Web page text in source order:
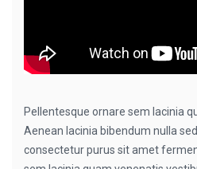
Pellentesque ornare sem lacinia
Aenean lacinia bibendum nulla
consectetur purus sit amet